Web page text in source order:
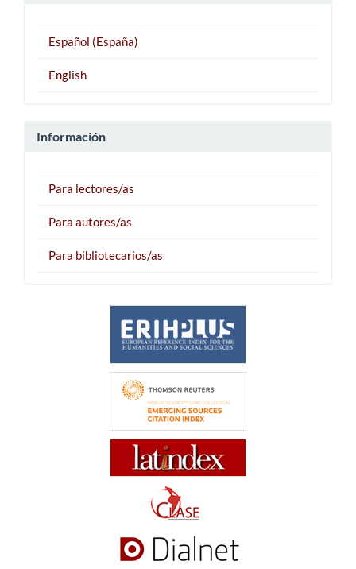
Español (España)
English
Información
Para lectores/as
Para autores/as
Para bibliotecarios/as